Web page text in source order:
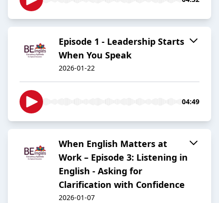
Episode 1 - Leadership Starts
When You Speak
2026-01-22
04:49
When English Matters at
Work – Episode 3: Listening in
English - Asking for
Clarification with Confidence
2026-01-07